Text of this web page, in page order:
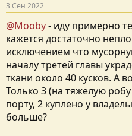
3 Сен 2022
@Mooby- иду примерно
кажется достаточно
исключением что
началу третей главы
ткани около 40 кусков. А
Только 3 (на тяжелую
порту, 2 куплено у
больше?